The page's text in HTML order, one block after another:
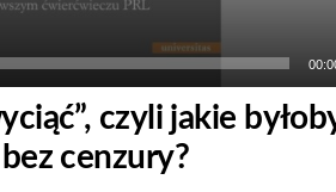
czyli jakie
cenzury?